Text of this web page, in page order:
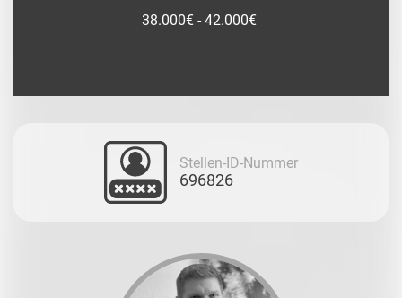
38.000€ - 42.000€
Stellen-ID-Nummer
696826